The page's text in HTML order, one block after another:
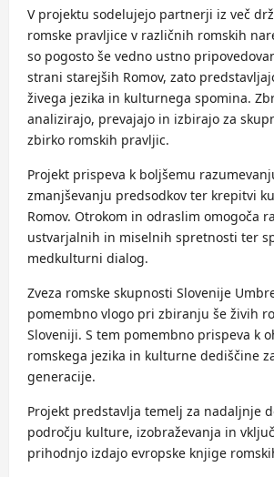
V projektu sodelujejo partnerji iz več
romske pravljice v različnih romskih
so pogosto še vedno ustno
strani starejših Romov, zato
živega jezika in kulturnega spomina.
analizirajo, prevajajo in izbirajo za
zbirko romskih pravljic.
Projekt prispeva k boljšemu
zmanjševanju predsodkov ter krepitvi
Romov. Otrokom in odraslim omogoča
ustvarjalnih in miselnih spretnosti ter
medkulturni dialog.
Zveza romske skupnosti Slovenije
pomembno vlogo pri zbiranju še živih
Sloveniji. S tem pomembno prispeva k
romskega jezika in kulturne dediščine
generacije.
Projekt predstavlja temelj za nadaljnje
področju kulture, izobraževanja in
prihodnjo izdajo evropske knjige